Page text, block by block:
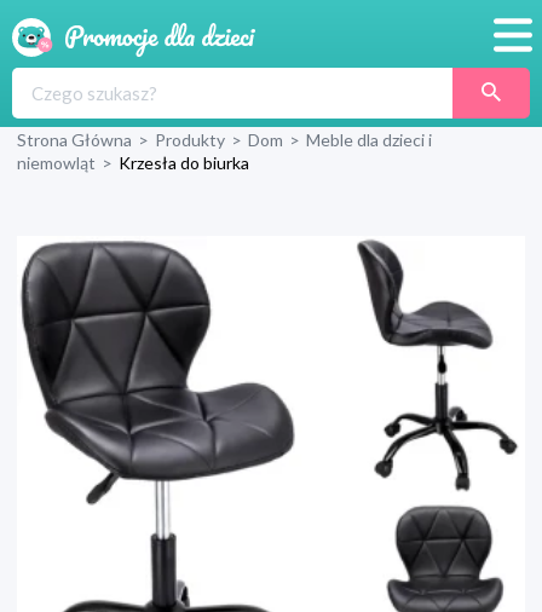
Produkty
Strona Główna > Produkty > Dom > Meble dla dzieci i
niemowląt > Krzesła do biurka